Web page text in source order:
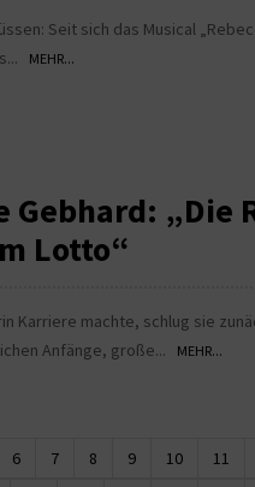
Seit sich das Musical
MEHR...
„Die
Lotto“
Karriere machte, schlug sie
Anfänge, große...
MEHR...
6 7 8 9 10 11